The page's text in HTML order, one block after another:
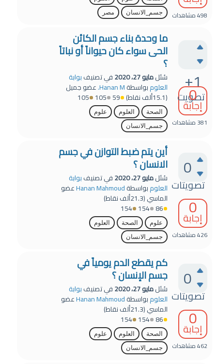
498مشاهدات
جسم_الانسان
مصر
+1
تصويت
0
إجابة
381 مشاهدات
ما وحدة بناء جسم الكائن
الحى سواء كان حيواناً أو نباتاً
؟
سُئلمايو 27، 2020 في تصنيفبوابة
العلومبواسطةHanan M. عضو جميل
(15.1ألف نقاط) 59
105
105
الصحة العلوم
علوم
جسم_الانسان
0
تصويتات
0
إجابة
426مشاهدات
أين يتم ضبط التوازن في جسم
الانسان ؟
سُئلمايو 27، 2020 في تصنيفبوابة
العلومبواسطةHanan Mahmoudعضو
الماسي(21.3ألف
نقاط)
86
154
154
علوم الصحة
العلوم
جسم_الانسان
0
تصويتات
0
إجابة
462مشاهدات
كم يقطع الدم يومياً في
جسم الإنسان ؟
سُئلمايو 27، 2020 في تصنيفبوابة
العلومبواسطةHanan Mahmoudعضو
الماسي(21.3ألف
نقاط)
86
154
154
الصحة العلوم
علوم
جسم_الانسان